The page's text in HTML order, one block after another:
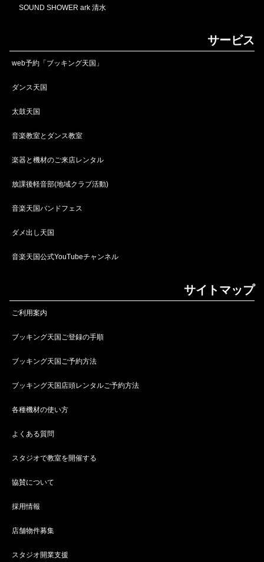
SOUND SHOWER ark 清水
サービス
web予約「ブッキング天国」
ダンス天国
太鼓天国
音楽教室とダンス教室
楽器と機材のご来店レンタル
放課後軽音部(地域クラブ活動)
音楽天国バンドフェス
ダメ出し天国
音楽天国公式YouTubeチャンネル
サイトマップ
ご利用案内
ブッキング天国ご登録の手順
ブッキング天国ご予約方法
ブッキング天国店頭レンタルご予約方法
各種機材の使い方
よくある質問
スタジオで教室を開催する
協賛について
採用情報
店舗物件募集
スタジオ開業支援